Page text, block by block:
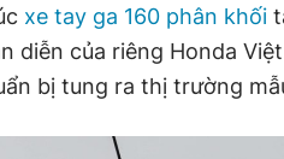
xe tay ga 160 phân khối
diễn của riêng Honda
bị tung ra thị trường